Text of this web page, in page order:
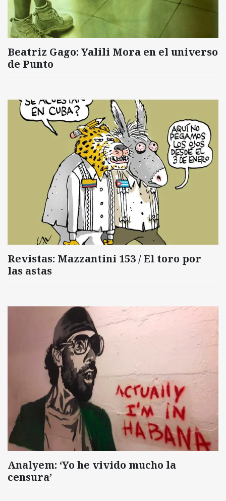
Beatriz Gago: Yalili Mora en el universo
de Punto
Revistas: Mazzantini 153 / El toro por
las astas
Analyem: ‘Yo he vivido mucho la
censura’